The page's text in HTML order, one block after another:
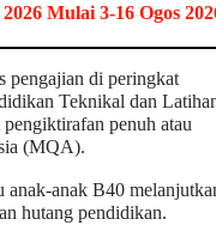
Mulai 3-16 Ogos
pengajian di peringkat
Teknikal dan
penuh atau
(MQA).
anak-anak B40
hutang pendidikan.